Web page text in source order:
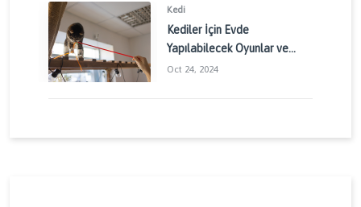
Kedi
Kediler İçin Evde
Yapılabilecek Oyunlar ve
Aktiviteler: Kedinizin
Oct 24, 2024